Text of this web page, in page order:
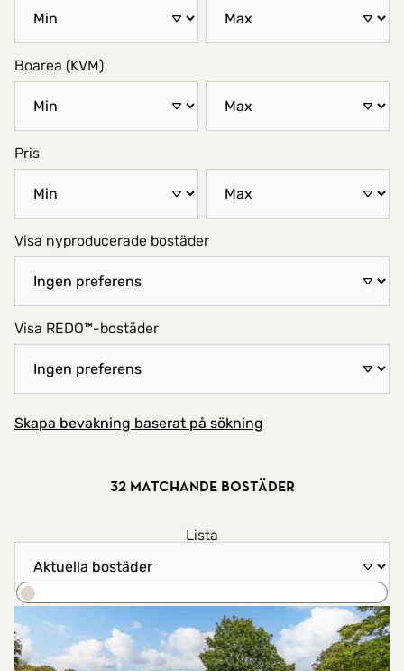
Boarea (KVM)
Pris
Visa nyproducerade bostäder
Visa REDO™-bostäder
Skapa bevakning baserat på sökning
Lista
32 matchande bostäder
Sortera efter